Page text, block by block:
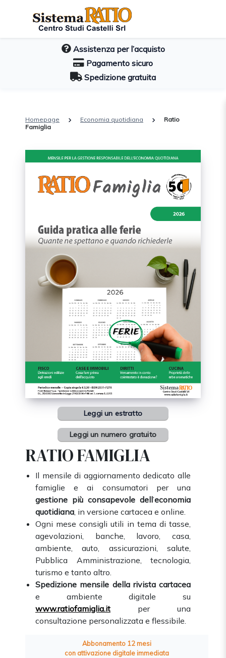
Assistenza per l’acquisto
Pagamento sicuro
Spedizione gratuita
Homepage Economia quotidiana
Ratio
Famiglia
Leggi un estratto
Leggi un numero gratuito
RATIO FAMIGLIA
Il mensile di aggiornamento dedicato alle
famiglie e ai consumatori per una
gestione più consapevole dell’economia
quotidiana, in versione cartacea e online.
Ogni mese consigli utili in tema di tasse,
agevolazioni, banche, lavoro, casa,
ambiente, auto, assicurazioni, salute,
Pubblica Amministrazione, tecnologia,
turismo e tanto altro.
Spedizione mensile della rivista cartacea
e ambiente digitale su
www.ratiofamiglia.it per una
consultazione personalizzata e flessibile.
Abbonamento 12 mesi
con attivazione digitale immediata